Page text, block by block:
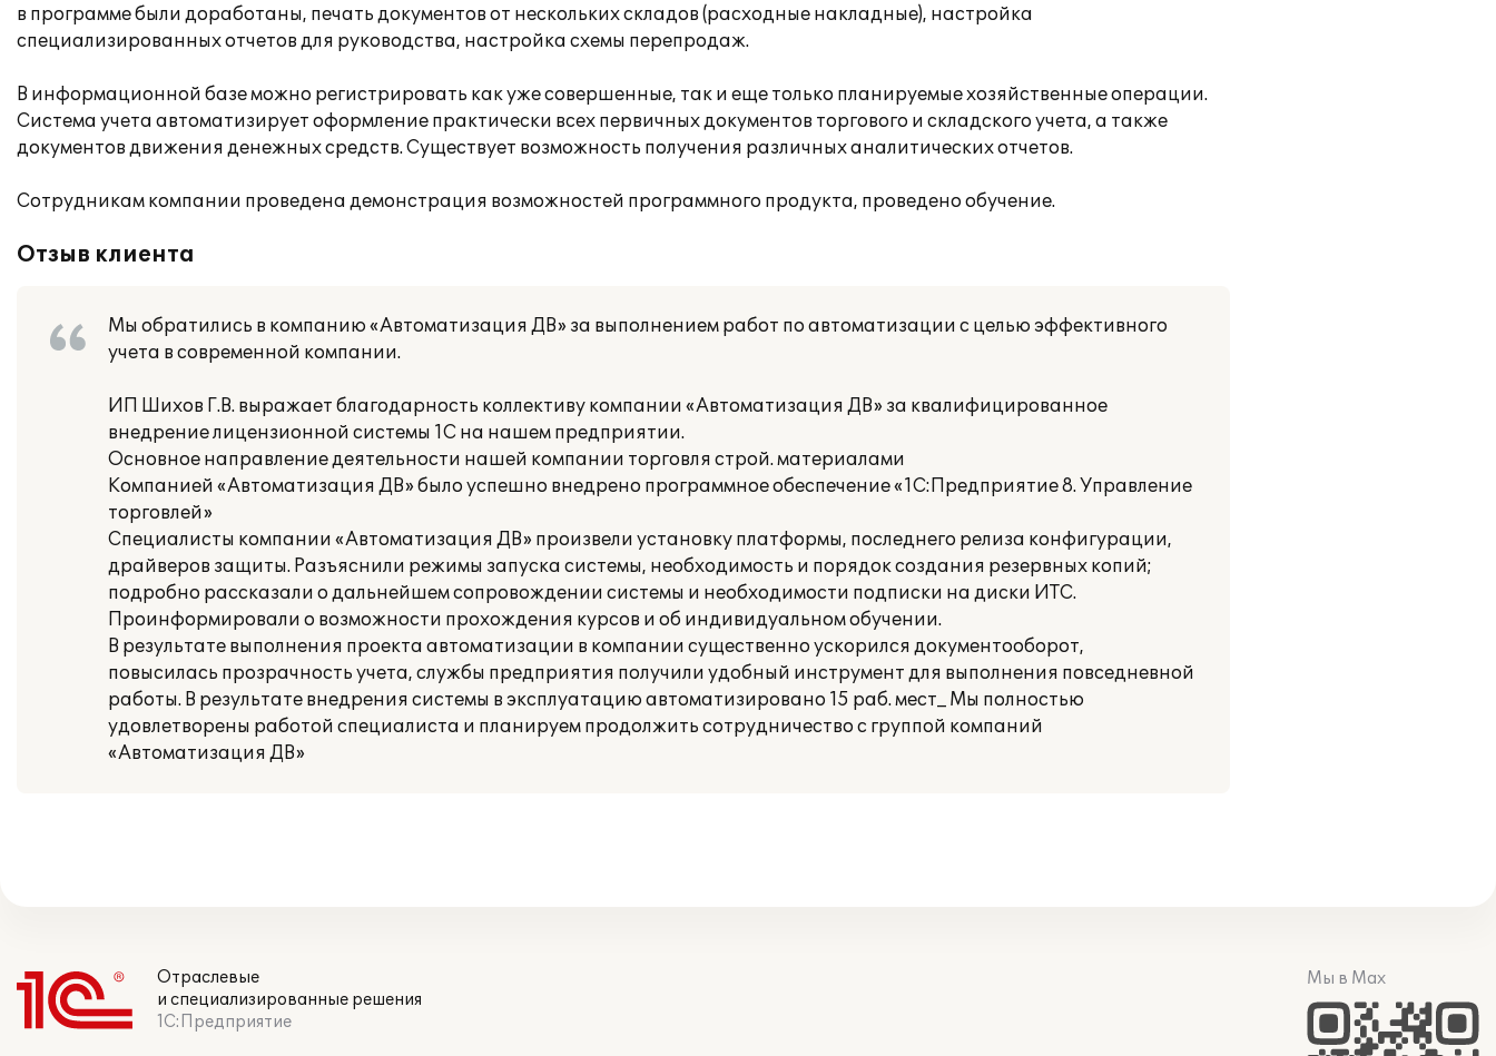
в программе были доработаны, печать документов от нескольких складов (расходные накладные), настройка
специализированных отчетов для руководства, настройка схемы перепродаж.
В информационной базе можно регистрировать как уже совершенные, так и еще только планируемые хозяйственные операции.
Система учета автоматизирует оформление практически всех первичных документов торгового и складского учета, а также
документов движения денежных средств. Существует возможность получения различных аналитических отчетов.
Сотрудникам компании проведена демонстрация возможностей программного продукта, проведено обучение.
Отзыв клиента
Мы обратились в компанию «Автоматизация ДВ» за выполнением работ по автоматизации с целью эффективного
учета в современной компании.
ИП Шихов Г.В. выражает благодарность коллективу компании «Автоматизация ДВ» за квалифицированное
внедрение лицензионной системы 1С на нашем предприятии.
Основное направление деятельности нашей компании торговля строй. материалами
Компанией «Автоматизация ДВ» было успешно внедрено программное обеспечение «1С:Предприятие 8. Управление
торговлей»
Специалисты компании «Автоматизация ДВ» произвели установку платформы, последнего релиза конфигурации,
драйверов защиты. Разъяснили режимы запуска системы, необходимость и порядок создания резервных копий;
подробно рассказали о дальнейшем сопровождении системы и необходимости подписки на диски ИТС.
Проинформировали о возможности прохождения курсов и об индивидуальном обучении.
В результате выполнения проекта автоматизации в компании существенно ускорился документооборот,
повысилась прозрачность учета, службы предприятия получили удобный инструмент для выполнения повседневной
работы. В результате внедрения системы в эксплуатацию автоматизировано 15 раб. мест_ Мы полностью
удовлетворены работой специалиста и планируем продолжить сотрудничество с группой компаний
«Автоматизация ДВ»
Отраслевые
и специализированные решения
1С:Предприятие
Мы в Max